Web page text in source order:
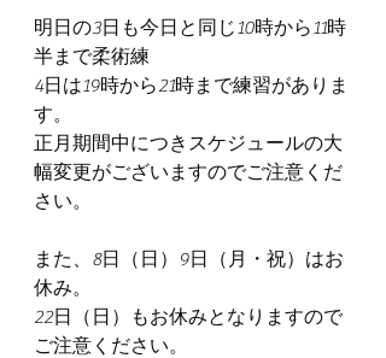
明日の3日も今日と同じ10時から11時
半まで柔術練
4日は19時から21時まで練習がありま
す。
正月期間中につきスケジュールの大
幅変更がございますのでご注意くだ
さい。
また、8日（日）9日（月・祝）はお
休み。
22日（日）もお休みとなりますので
ご注意ください。